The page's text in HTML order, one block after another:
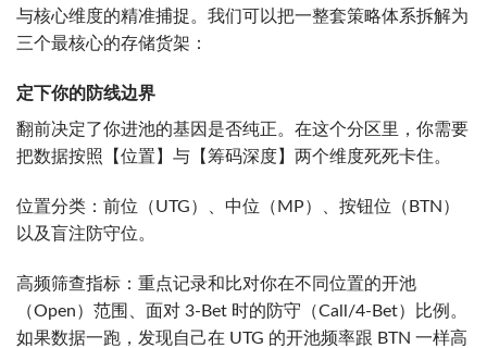
与核心维度的精准捕捉。我们可以把一整套策略体系拆解为
三个最核心的存储货架：
定下你的防线边界
翻前决定了你进池的基因是否纯正。在这个分区里，你需要
把数据按照【位置】与【筹码深度】两个维度死死卡住。
位置分类：前位（UTG）、中位（MP）、按钮位（BTN）
以及盲注防守位。
高频筛查指标：重点记录和比对你在不同位置的开池
（Open）范围、面对 3-Bet 时的防守（Call/4-Bet）比例。
如果数据一跑，发现自己在 UTG 的开池频率跟 BTN 一样高